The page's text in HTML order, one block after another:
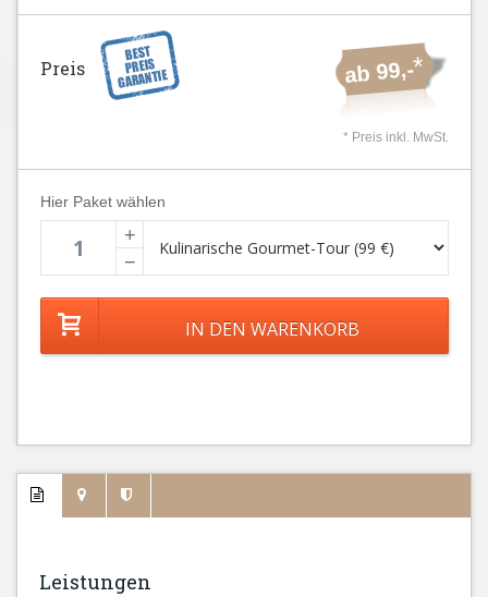
ab 99,-*
Preis
* Preis inkl. MwSt.
Hier Paket wählen
+
−
Leistungen